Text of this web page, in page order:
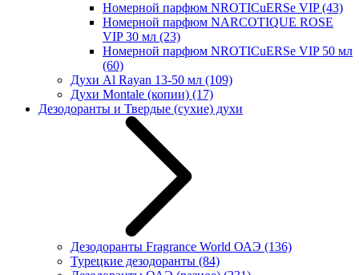
Номерной парфюм NROTICuERSe VIP(43)
Номерной парфюм NARCOTIQUE ROSE
VIP 30 мл (23)
Номерной парфюм NROTICuERSe VIP 50 мл
(60)
Духи Al Rayan 13-50 мл (109)
Духи Montale (копии) (17)
Дезодоранты и Твердые (сухие) духи
Дезодоранты Fragrance World ОАЭ (136)
Турецкие дезодоранты (84)